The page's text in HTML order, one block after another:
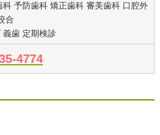
科 予防歯科 矯正歯科 審美歯科 口腔外
合
義歯 定期検診
4774